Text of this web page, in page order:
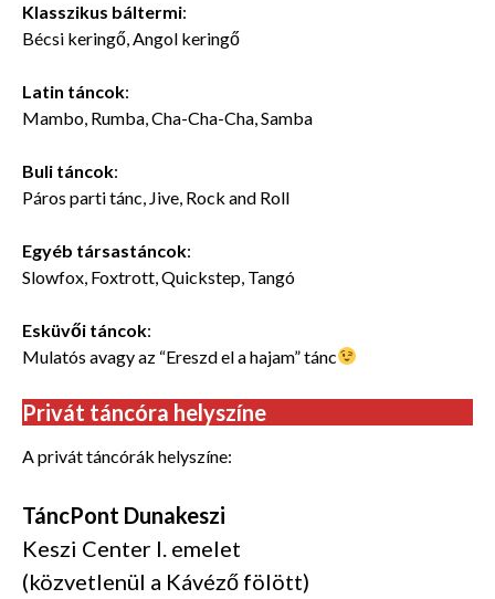
Klasszikus báltermi:
Bécsi keringő, Angol keringő
Latin táncok:
Mambo, Rumba, Cha-Cha-Cha, Samba
Buli táncok:
Páros parti tánc, Jive, Rock and Roll
Egyéb társastáncok:
Slowfox, Foxtrott, Quickstep, Tangó
Esküvői táncok:
Mulatós avagy az “Ereszd el a hajam” tánc
Privát táncóra helyszíne
A privát táncórák helyszíne:
TáncPont Dunakeszi
Keszi Center I. emelet
(közvetlenül a Kávéző fölött)